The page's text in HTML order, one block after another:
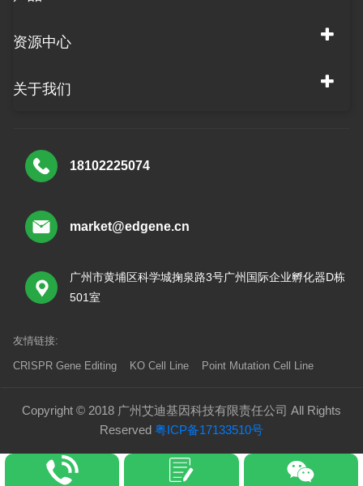
资源中心
关于我们
18102225074
market@edgene.cn
广州市黄埔区科学城掬泉路3号广州国际企业孵化器D栋
501室
友情链接:
CRISPR Gene Editing KO Cell Line Point Mutation Cell Line
Copyright © 2018 广州艾迪基因科技有限责任公司 All Rights
Reserved 粤ICP备17133510号